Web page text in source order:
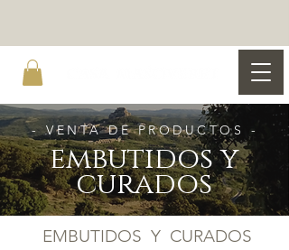
- VENTA DE PRODUCTOS -
embutidos y
curados
EMBUTIDOS Y CURADOS